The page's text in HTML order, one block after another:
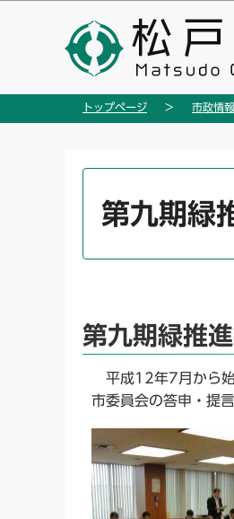
の
トップページ 市政情報
第九期緑
第九期緑推
平成12年7月から始
市委員会の答申・提